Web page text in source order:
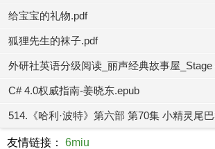
给宝宝的礼物.pdf
狐狸先生的袜子.pdf
外研社英语分级阅读_丽声经典故事屋_Stage
C# 4.0权威指南-姜晓东.epub
514.《哈利·波特》第六部 第70集 小精灵尾
友情链接： 6miu